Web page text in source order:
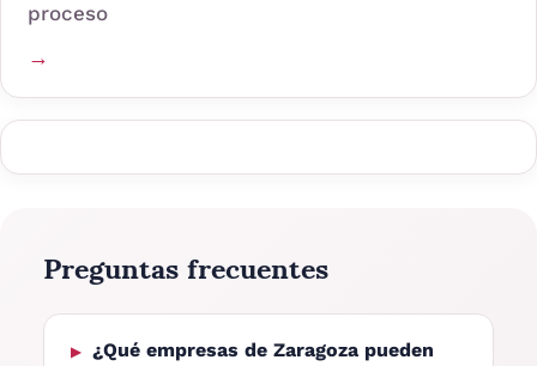
proceso
→
Preguntas frecuentes
¿Qué empresas de Zaragoza pueden